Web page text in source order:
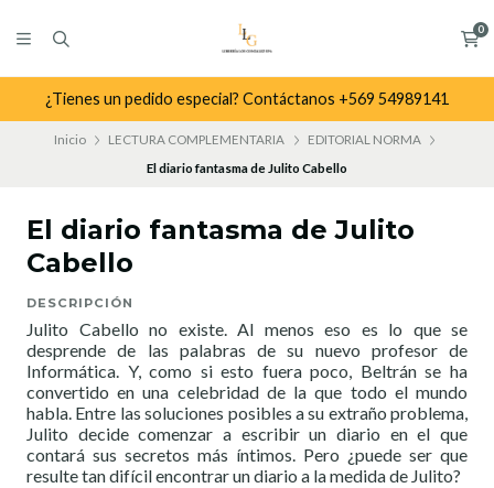
0
¿Tienes un pedido especial? Contáctanos +569 54989141
Inicio LECTURA COMPLEMENTARIA
EDITORIAL NORMA
El diario fantasma de Julito Cabello
El diario fantasma de Julito
Cabello
DESCRIPCIÓN
Julito Cabello no existe. Al menos eso es lo que se
desprende de las palabras de su nuevo profesor de
Informática. Y, como si esto fuera poco, Beltrán se ha
convertido en una celebridad de la que todo el mundo
habla. Entre las soluciones posibles a su extraño problema,
Julito decide comenzar a escribir un diario en el que
contará sus secretos más íntimos. Pero ¿puede ser que
resulte tan difícil encontrar un diario a la medida de Julito?